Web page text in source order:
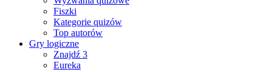
Fiszki
Kategorie quizów
Top autorów
Gry logiczne
Znajdź 3
Eureka